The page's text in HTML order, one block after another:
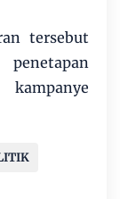
tersebut